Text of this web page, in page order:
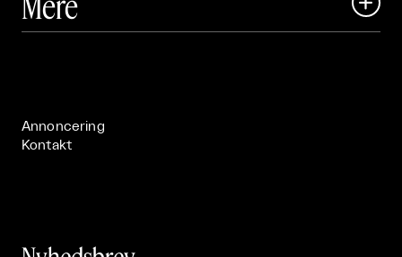
 Art Matter Festival
Annoncering
Kontakt